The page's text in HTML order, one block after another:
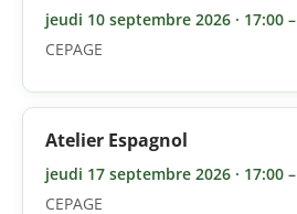
jeudi 10 septembre 2026 · 17:00
CEPAGE
Atelier Espagnol
jeudi 17 septembre 2026 · 17:00
CEPAGE